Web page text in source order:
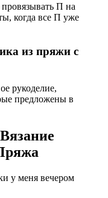
П на
когда все П уже
из пряжи с
рукоделие,
предложены в
у меня вечером